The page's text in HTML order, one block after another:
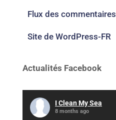
Flux des commentaires
Site de WordPress-FR
Actualités Facebook
I Clean My Sea
8 months ago